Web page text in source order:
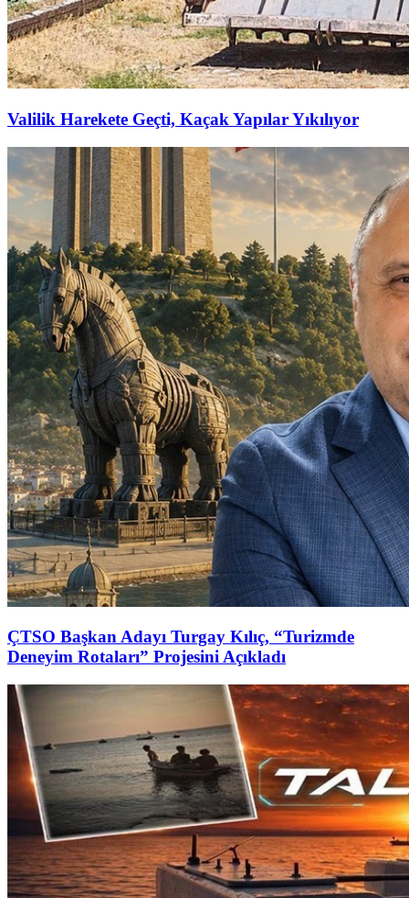
Valilik Harekete Geçti, Kaçak Yapılar Yıkılıyor
ÇTSO Başkan Adayı Turgay Kılıç, “Turizmde
Deneyim Rotaları” Projesini Açıkladı